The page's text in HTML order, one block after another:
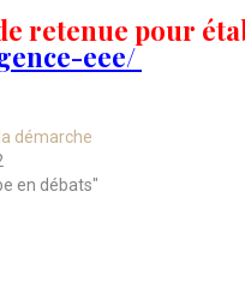
retenue pour
eee/
démarche
en débats"